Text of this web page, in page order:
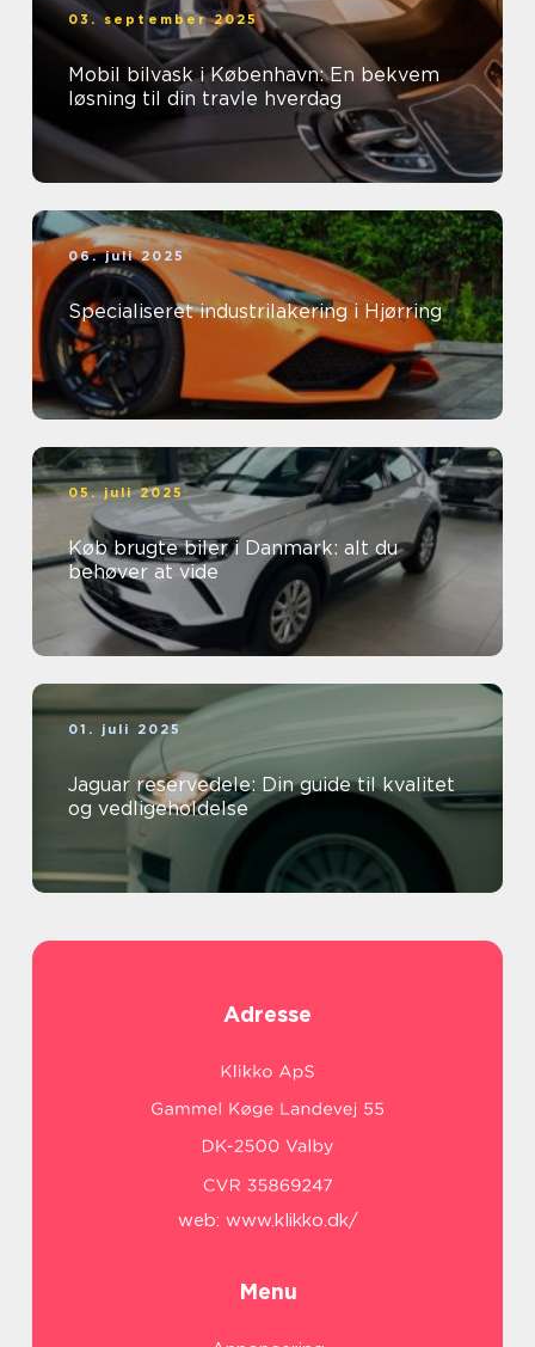
03. september 2025
Mobil bilvask i København: En bekvem
løsning til din travle hverdag
06. juli 2025
Specialiseret industrilakering i Hjørring
05. juli 2025
Køb brugte biler i Danmark: alt du
behøver at vide
01. juli 2025
Jaguar reservedele: Din guide til kvalitet
og vedligeholdelse
Adresse
web: www.klikko.dk/
Menu